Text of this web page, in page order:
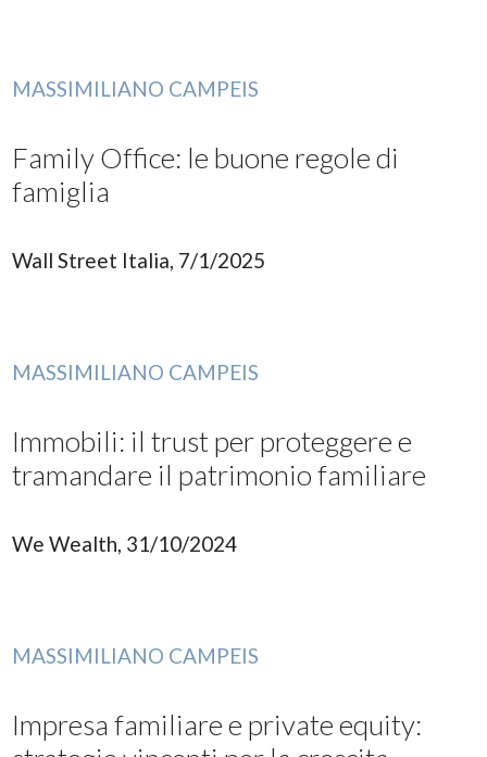
MASSIMILIANO CAMPEIS
Family Office: le buone regole di
famiglia
Wall Street Italia, 7/1/2025
MASSIMILIANO CAMPEIS
Immobili: il trust per proteggere e
tramandare il patrimonio familiare
We Wealth, 31/10/2024
MASSIMILIANO CAMPEIS
Impresa familiare e private equity: